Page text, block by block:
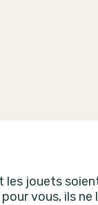
jouets
vous, ils